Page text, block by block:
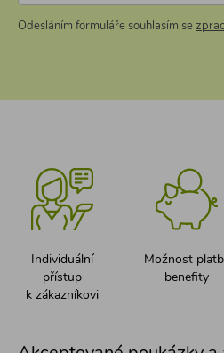
Odesláním formuláře souhlasím se
Individuální
přístup
k zákazníkovi
Možnost
benefity